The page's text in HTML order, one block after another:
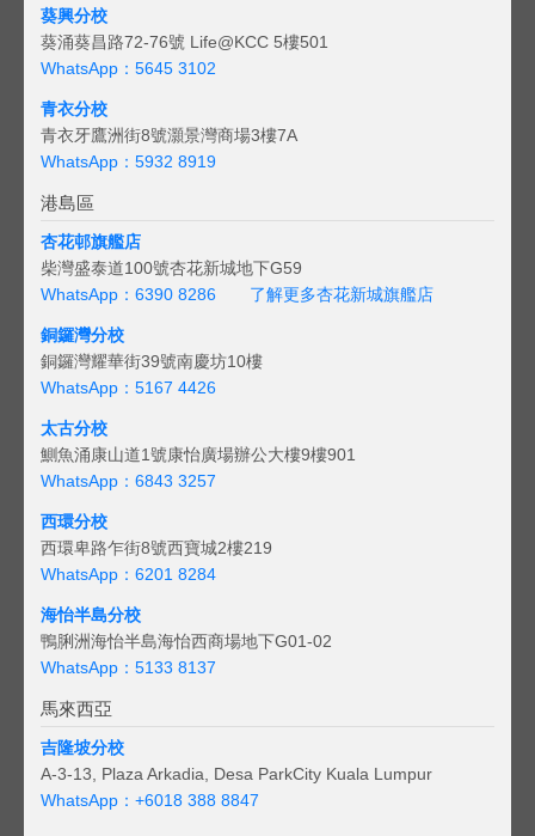
葵興分校
葵涌葵昌路72-76號 Life@KCC 5樓501
WhatsApp：5645 3102
青衣分校
青衣牙鷹洲街8號灝景灣商場3樓7A
WhatsApp：5932 8919
港島區
杏花邨旗艦店
柴灣盛泰道100號杏花新城地下G59
WhatsApp：6390 8286
了解更多杏花新城旗艦店
銅鑼灣分校
銅鑼灣耀華街39號南慶坊10樓
WhatsApp：5167 4426
太古分校
鰂魚涌康山道1號康怡廣場辦公大樓9樓901
WhatsApp：6843 3257
西環分校
西環卑路乍街8號西寶城2樓219
WhatsApp：6201 8284
海怡半島分校
鴨脷洲海怡半島海怡西商場地下G01-02
WhatsApp：5133 8137
馬來西亞
吉隆坡分校
A-3-13, Plaza Arkadia, Desa ParkCity Kuala Lumpur
WhatsApp： +6018 388 8847